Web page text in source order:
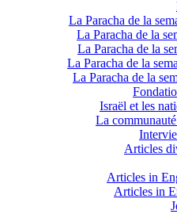
La Paracha de la
La Paracha de la
La Paracha de la
La Paracha de la
La Paracha de la
Israël et les
La
Articles
Articles in
Articles in